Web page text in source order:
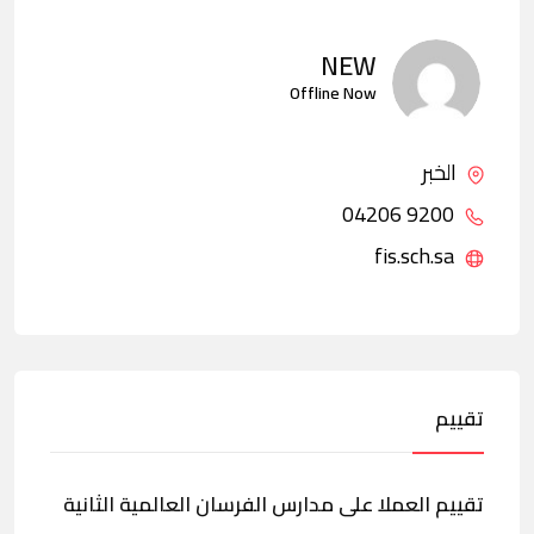
NEW
Offline Now
الخبر
تقييم
تقييم العملا على مدارس الفرسان العالمية الثانية